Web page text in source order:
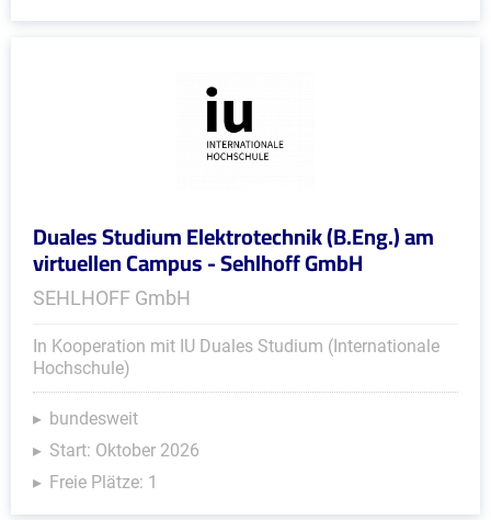
Duales Studium Elektrotechnik (B.Eng.) am
virtuellen Campus - Sehlhoff GmbH
SEHLHOFF GmbH
In Kooperation mit IU Duales Studium (Internationale
Hochschule)
bundesweit
Start: Oktober 2026
Freie Plätze: 1